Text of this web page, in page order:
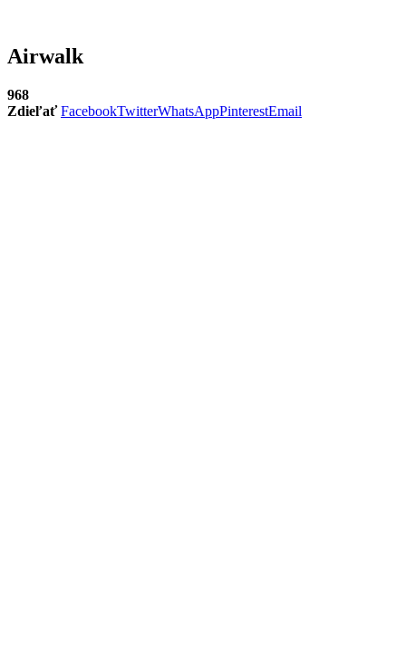
Airwalk
968
Zdieľať FacebookTwitterWhatsAppPinterestEmail